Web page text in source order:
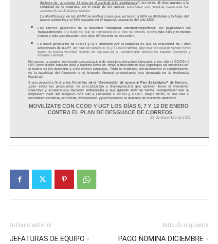
Artículo anterior
JEFATURAS DE EQUIPO -
Artículo siguiente
PAGO NOMINA DICIEMBRE -